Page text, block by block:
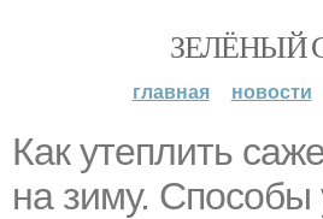
ЗЕЛЁНЫЙ
главная новости
Как утеплить
на зиму. Способы